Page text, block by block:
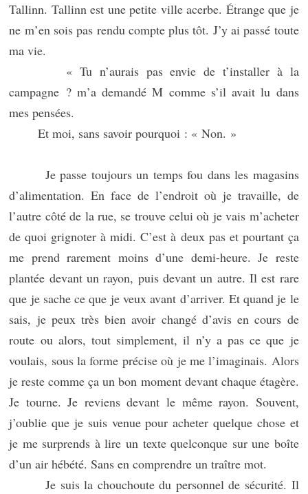
Tallinn. Tallinn est une petite ville acerbe. Étrange que je
ne m’en sois pas rendu compte plus tôt. J’y ai passé toute
ma vie.
« Tu n’aurais pas envie de t’installer à la
campagne ? m’a demandé M comme s’il avait lu dans
mes pensées.
Et moi, sans savoir pourquoi : « Non. »
Je passe toujours un temps fou dans les magasins
d’alimentation. En face de l’endroit où je travaille, de
l’autre côté de la rue, se trouve celui où je vais m’acheter
de quoi grignoter à midi. C’est à deux pas et pourtant ça
me prend rarement moins d’une demi-heure. Je reste
plantée devant un rayon, puis devant un autre. Il est rare
que je sache ce que je veux avant d’arriver. Et quand je le
sais, je peux très bien avoir changé d’avis en cours de
route ou alors, tout simplement, il n’y a pas ce que je
voulais, sous la forme précise où je me l’imaginais. Alors
je reste comme ça un bon moment devant chaque étagère.
Je tourne. Je reviens devant le même rayon. Souvent,
j’oublie que je suis venue pour acheter quelque chose et
je me surprends à lire un texte quelconque sur une boîte
d’un air hébété. Sans en comprendre un traître mot.
Je suis la chouchoute du personnel de sécurité. Il